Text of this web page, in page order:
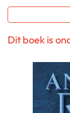
Dit boek is